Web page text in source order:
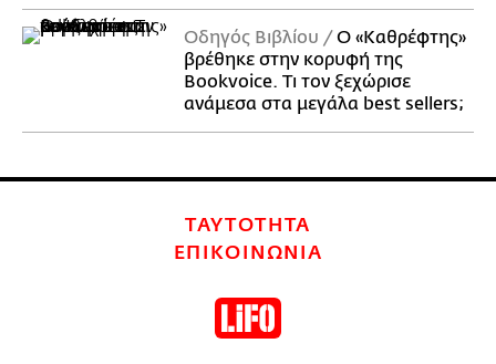
Οδηγός Βιβλίου
Ο «Καθρέφτης»
βρέθηκε στην κορυφή της
Bookvoice. Τι τον ξεχώρισε
ανάμεσα στα μεγάλα best sellers;
ΤΑΥΤΟΤΗΤΑ
ΕΠΙΚΟΙΝΩΝΙΑ